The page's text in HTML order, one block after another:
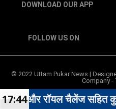
DOWNLOAD OUR APP
FOLLOW US ON
© 2022 Uttam Pukar News |
Company-
रॉयल चैलेंज सहित कुल चार
17:44
ओल्ड मोंक और
FSSAI की जांच